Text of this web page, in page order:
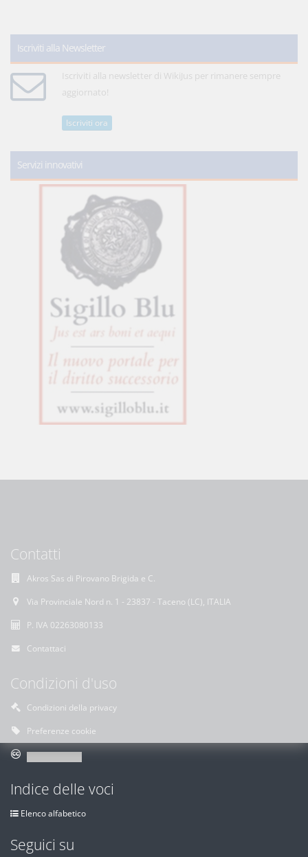
Iscriviti alla Newsletter
Iscriviti alla newsletter di WikiJus per rimanere sempre
aggiornato!
Iscriviti ora
Servizi innovativi
Contatti
Akros Sas di Pirovano Brigida e C.
Via Provinciale Nord n. 1 - 23837 - Taceno (LC), ITALIA
P. IVA 02263080133
Contattaci
Condizioni d'uso
Condizioni della privacy
Preferenze cookie
Indice delle voci
Elenco alfabetico
Seguici su